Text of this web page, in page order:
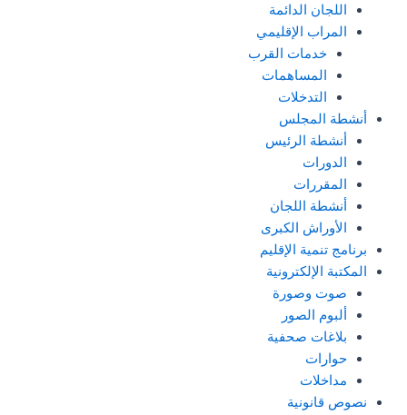
اللجان الدائمة
المراب الإقليمي
خدمات القرب
المساهمات
التدخلات
أنشطة المجلس
أنشطة الرئيس
الدورات
المقررات
أنشطة اللجان
الأوراش الكبرى
برنامج تنمية الإقليم
المكتبة الإلكترونية
صوت وصورة
ألبوم الصور
بلاغات صحفية
حوارات
مداخلات
نصوص قانونية